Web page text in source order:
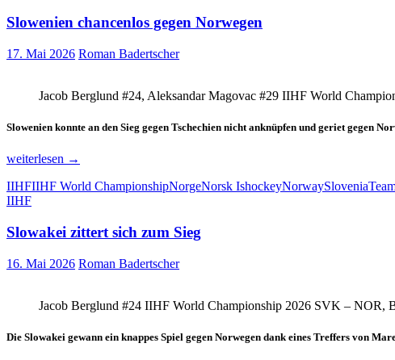
Slowenien chancenlos gegen Norwegen
17. Mai 2026 Roman Badertscher
Jacob Berglund #24, Aleksandar Magovac #29 IIHF World
Slowenien konnte an den Sieg gegen Tschechien nicht anknüpfen und geriet gegen
Slowenien
gegen
Norwegen
weiterlesen →
IIHFIIHF World ChampionshipNorgeNorsk IshockeyNorwaySlovenia
IIHF
Slowakei zittert sich zum Sieg
16. Mai 2026 Roman Badertscher
Jacob Berglund #24 IIHF World Championship 2026 SVK – NOR,
Die Slowakei gewann ein knappes Spiel gegen Norwegen dank eines Treffers von